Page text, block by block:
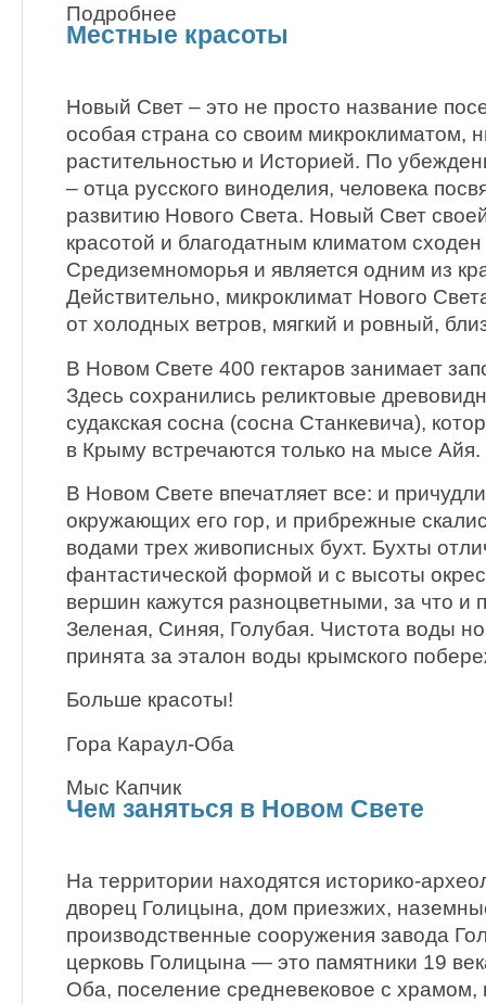
Подробнее
Местные красоты
Новый Свет – это не просто название
особая страна со своим микроклиматом,
растительностью и Историей. По
– отца русского виноделия, человека
развитию Нового Света. Новый Свет
красотой и благодатным климатом
Средиземноморья и является одним из
Действительно, микроклимат Нового
от холодных ветров, мягкий и ровный,
В Новом Свете 400 гектаров занимает
Здесь сохранились реликтовые
судакская сосна (сосна Станкевича),
в Крыму встречаются только на мысе Айя.
В Новом Свете впечатляет все: и
окружающих его гор, и прибрежные
водами трех живописных бухт. Бухты
фантастической формой и с высоты
вершин кажутся разноцветными, за что и
Зеленая, Синяя, Голубая. Чистота воды
принята за эталон воды крымского
Больше красоты!
Гора Караул-Оба
Мыс Капчик
Чем заняться в Новом Свете
На территории находятся историко-
дворец Голицына, дом приезжих,
производственные сооружения завода
церковь Голицына — это памятники 19
Оба, поселение средневековое с